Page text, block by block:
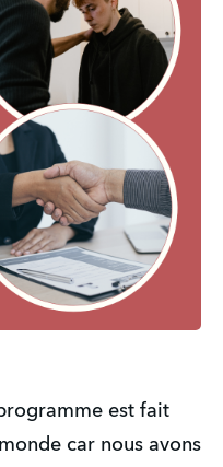
est fait
car nous avons